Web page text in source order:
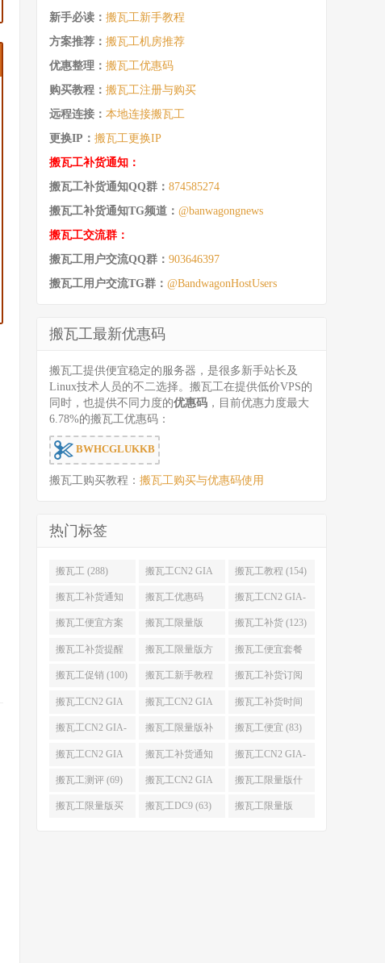
新手必读： 搬瓦工新手教程
方案推荐： 搬瓦工机房推荐
优惠整理： 搬瓦工优惠码
购买教程： 搬瓦工注册与购买
远程连接： 本地连接搬瓦工
更换IP： 搬瓦工更换IP
搬瓦工补货通知：
搬瓦工补货通知QQ群： 874585274
搬瓦工补货通知TG频道： @banwagongnews
搬瓦工交流群：
搬瓦工用户交流QQ群： 903646397
搬瓦工用户交流TG群： @BandwagonHostUsers
搬瓦工最新优惠码
搬瓦工提供便宜稳定的服务器，是很多新手站长及
Linux技术人员的不二选择。搬瓦工在提供低价VPS的
同时，也提供不同力度的优惠码 ，目前优惠力度最大
6.78%的搬瓦工优惠码：
BWHCGLUKKB
搬瓦工购买教程： 搬瓦工购买与优惠码使用
热门标签
搬瓦工 (288) 搬瓦工CN2 GIA
(176)
搬瓦工教程 (154)
搬瓦工补货通知
(132)
搬瓦工优惠码
(131)
搬瓦工CN2 GIA-
E (130)
搬瓦工便宜方案
(128)
搬瓦工限量版
(126)
搬瓦工补货 (123)
搬瓦工补货提醒
(106)
搬瓦工限量版方
案 (106)
搬瓦工便宜套餐
(103)
搬瓦工促销 (100) 搬瓦工新手教程
(98)
搬瓦工补货订阅
(98)
搬瓦工CN2 GIA
便宜方案 (92)
搬瓦工CN2 GIA
限量版 (90)
搬瓦工补货时间
(89)
搬瓦工CN2 GIA-
E限量版 (84)
搬瓦工限量版补
货 (84)
搬瓦工便宜 (83)
搬瓦工CN2 GIA
优惠 (82)
搬瓦工补货通知
QQ群 (76)
搬瓦工CN2 GIA-
E便宜套餐 (76)
搬瓦工测评 (69) 搬瓦工CN2 GIA
限量版补货 (67)
搬瓦工限量版什
么时候补货 (67)
搬瓦工限量版买 搬瓦工DC9 (63) 搬瓦工限量版